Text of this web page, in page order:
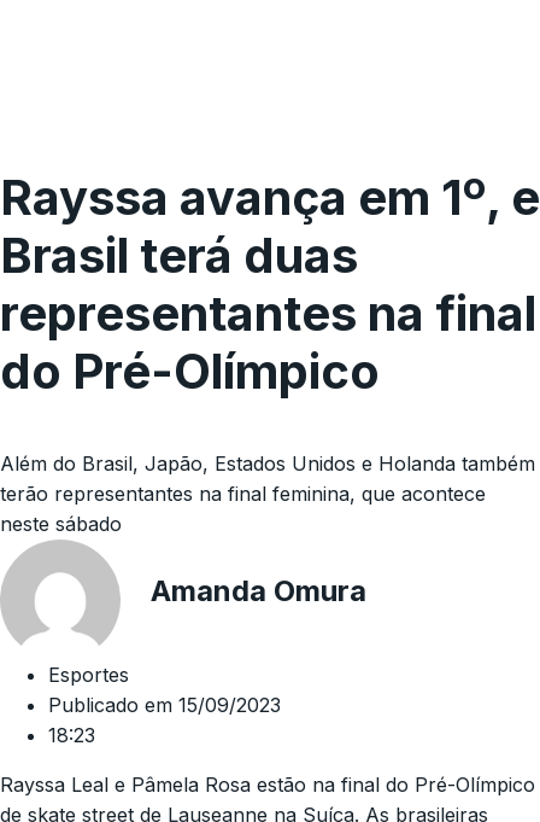
Rayssa avança em 1º, e
Brasil terá duas
representantes na final
do Pré-Olímpico
Além do Brasil, Japão, Estados Unidos e Holanda também
terão representantes na final feminina, que acontece
neste sábado
Amanda Omura
Esportes
Publicado em 15/09/2023
18:23
Rayssa Leal e Pâmela Rosa estão na final do Pré-Olímpico
de skate street de Lauseanne na Suíça. As brasileiras